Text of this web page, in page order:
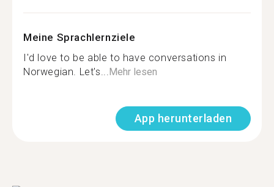
Meine Sprachlernziele
I'd love to be able to have conversations in
Norwegian. Let's...Mehr lesen
App herunterladen